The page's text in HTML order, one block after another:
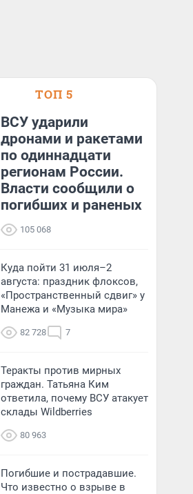
ТОП 5
ВСУ ударили
дронами и ракетами
по одиннадцати
регионам России.
Власти сообщили о
погибших и раненых
105 068
Куда пойти 31 июля–2
августа: праздник флоксов,
«Пространственный сдвиг» у
Манежа и «Музыка мира»
82 728 7
Теракты против мирных
граждан. Татьяна Ким
ответила, почему ВСУ атакует
склады Wildberries
80 963
Погибшие и пострадавшие.
Что известно о взрыве в